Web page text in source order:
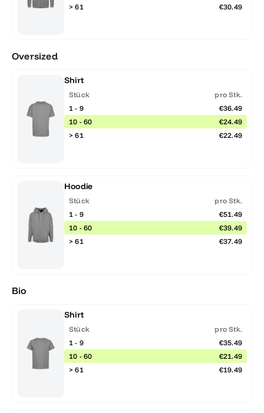
> 61 €30.49
Oversized
Shirt
Stück
pro Stk.
1 - 9
€36.49
10 - 60
€24.49
> 61
€22.49
Hoodie
Stück
pro Stk.
1 - 9
€51.49
10 - 60
€39.49
> 61
€37.49
Bio
Shirt
Stück
pro Stk.
1 - 9
€35.49
10 - 60
€21.49
> 61
€19.49